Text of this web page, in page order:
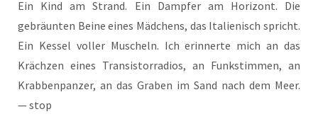
Ein Kind am Strand. Ein Damp­fer am Hori­zont. Die
gebräun­ten Bei­ne eines Mäd­chens, das Ita­lie­nisch spricht.
Ein Kes­sel vol­ler Muscheln. Ich erin­ner­te mich an das
Kräch­zen eines Tran­sis­tor­ra­di­os, an Funk­stim­men, an
Krab­ben­pan­zer, an das Gra­ben im Sand nach dem Meer.
— stop